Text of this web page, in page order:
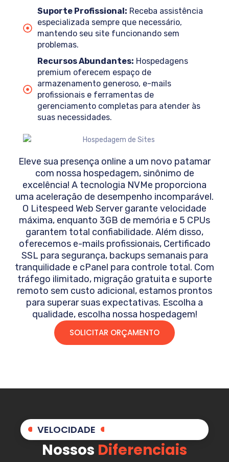
Suporte Profissional: Receba assistência
especializada sempre que necessário,
mantendo seu site funcionando sem
problemas.
Recursos Abundantes: Hospedagens
premium oferecem espaço de
armazenamento generoso, e-mails
profissionais e ferramentas de
gerenciamento completas para atender às
suas necessidades.
Eleve sua presença online a um novo patamar
com nossa hospedagem, sinônimo de
excelência! A tecnologia NVMe proporciona
uma aceleração de desempenho incomparável.
O Litespeed Web Server garante velocidade
máxima, enquanto 3GB de memória e 5 CPUs
garantem total confiabilidade. Além disso,
oferecemos e-mails profissionais, Certificado
SSL para segurança, backups semanais para
tranquilidade e cPanel para controle total. Com
tráfego ilimitado, migração gratuita e suporte
remoto sem custo adicional, estamos prontos
para superar suas expectativas. Escolha a
qualidade, escolha nossa hospedagem!
SOLICITAR ORÇAMENTO
VELOCIDADE
Nossos Diferenciais